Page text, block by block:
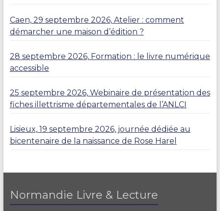
Caen, 29 septembre 2026, Atelier : comment
démarcher une maison d’édition ?
28 septembre 2026, Formation : le livre numérique
accessible
25 septembre 2026, Webinaire de présentation des
fiches illettrisme départementales de l’ANLCI
Lisieux, 19 septembre 2026, journée dédiée au
bicentenaire de la naissance de Rose Harel
Normandie Livre & Lecture